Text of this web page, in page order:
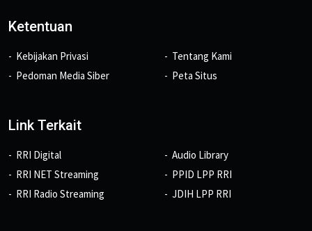
Ketentuan
Kebijakan Privasi
Pedoman Media Siber
Tentang Kami
Peta Situs
Link Terkait
RRI Digital
RRI NET Streaming
RRI Radio Streaming
Audio Library
PPID LPP RRI
JDIH LPP RRI